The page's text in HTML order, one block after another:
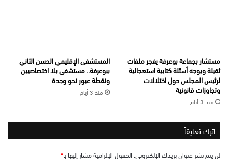
مستشار بجماعة بوعرفة يفجر ملفات
ثقيلة ويوجه أسئلة كتابية استعجالية
لرئيس المجلس حول اختلالات
وتجاوزات قانونية
منذ 3 أيام
المستشفى الإقليمي الحسن الثاني
ببوعرفة.. مستشفى بلا اختصاصيين
ونقطة عبور نحو وجدة
منذ 3 أيام
اترك تعليقاً
لن يتم نشر عنوان بريدك الإلكتروني. الحقول الإلزامية مشار إليها بـ*